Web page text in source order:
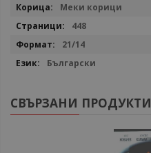
Меки корици
448
21/14
Български
СВЪРЗАНИ ПРОДУКТИ